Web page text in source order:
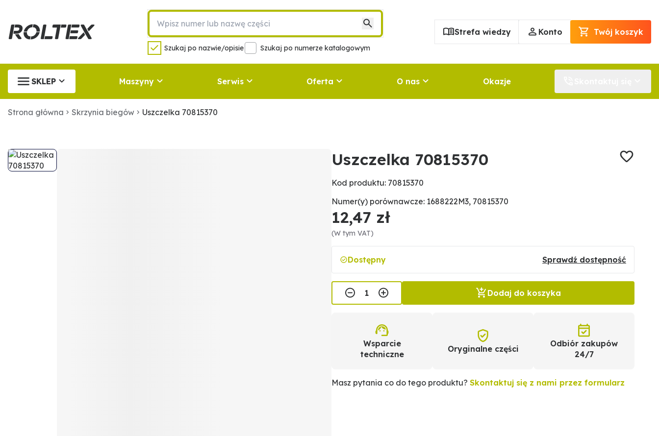
Szukaj po nazwie/opisie Szukaj po numerze katalogowym
Strefa wiedzy Konto Twój koszyk
SKLEP Maszyny Serwis Oferta O nas Okazje
Strona główna Skrzynia biegów Uszczelka 70815370
Uszczelka 70815370
Kod produktu: 70815370
Numer(y) porównawcze: 1688222M3, 70815370
12,47 zł
(W tym VAT)
Dostępny Sprawdź dostępność
Dodaj do koszyka
Wsparcie
techniczne
Oryginalne części
Odbiór zakupów
24/7
Masz pytania co do tego produktu? Skontaktuj się z nami przez formularz